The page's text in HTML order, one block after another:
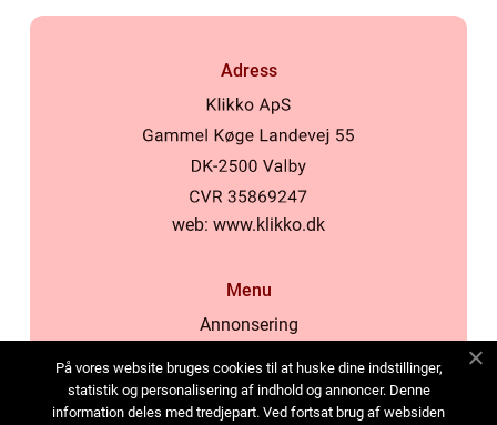
Adress
web: www.klikko.dk
Menu
Annonsering
Cookies
Kontakta oss
På vores website bruges cookies til at huske dine indstillinger,
statistik og personalisering af indhold og annoncer. Denne
information deles med tredjepart. Ved fortsat brug af websiden